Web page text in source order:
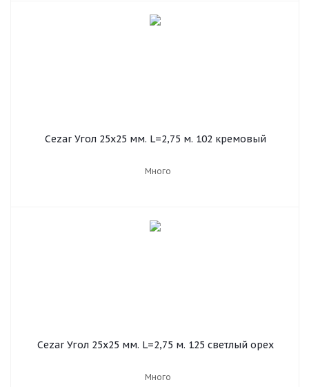
Cezar Угол 25х25 мм. L=2,75 м. 102 кремовый
Много
Cezar Угол 25х25 мм. L=2,75 м. 125 светлый орех
Много